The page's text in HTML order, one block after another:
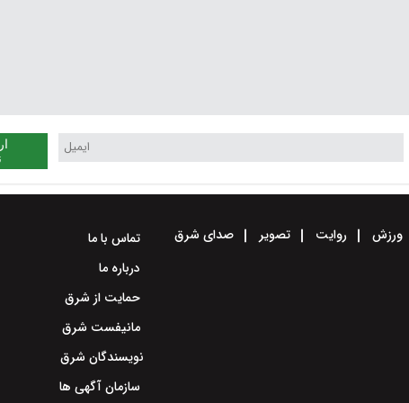
ورزش روایت تصویر صدای شرق
تماس با ما
درباره ما
حمایت از شرق
مانیفست شرق
نویسندگان شرق
سازمان آگهی ها